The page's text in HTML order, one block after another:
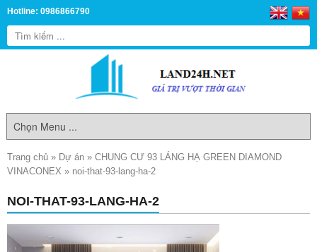
Hotline: 0986866790
Trang chủ » Dự án » CHUNG CƯ 93 LÁNG HẠ GREEN DIAMOND
VINACONEX » noi-that-93-lang-ha-2
NOI-THAT-93-LANG-HA-2